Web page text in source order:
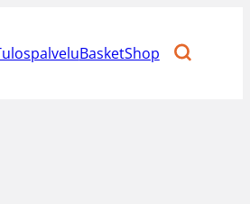
BasketShop